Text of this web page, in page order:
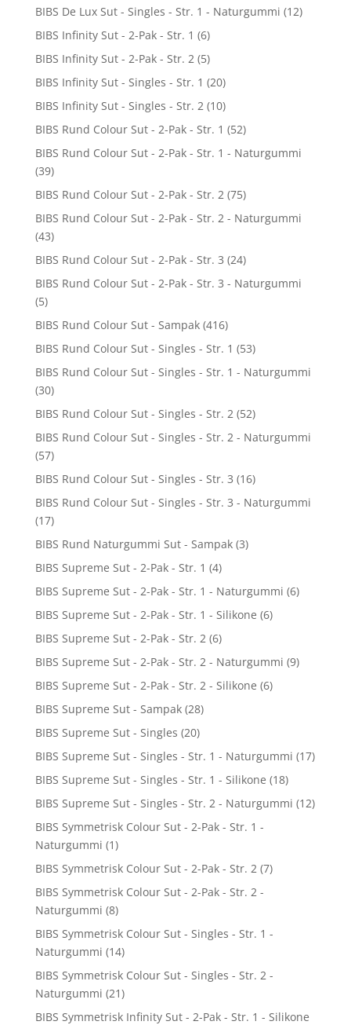
BIBS De Lux Sut - Singles - Str. 1 - Naturgummi (12)
BIBS Infinity Sut - 2-Pak - Str. 1 (6)
BIBS Infinity Sut - 2-Pak - Str. 2 (5)
BIBS Infinity Sut - Singles - Str. 1 (20)
BIBS Infinity Sut - Singles - Str. 2 (10)
BIBS Rund Colour Sut - 2-Pak - Str. 1 (52)
BIBS Rund Colour Sut - 2-Pak - Str. 1 - Naturgummi
(39)
BIBS Rund Colour Sut - 2-Pak - Str. 2 (75)
BIBS Rund Colour Sut - 2-Pak - Str. 2 - Naturgummi
(43)
BIBS Rund Colour Sut - 2-Pak - Str. 3 (24)
BIBS Rund Colour Sut - 2-Pak - Str. 3 - Naturgummi
(5)
BIBS Rund Colour Sut - Sampak (416)
BIBS Rund Colour Sut - Singles - Str. 1 (53)
BIBS Rund Colour Sut - Singles - Str. 1 - Naturgummi
(30)
BIBS Rund Colour Sut - Singles - Str. 2 (52)
BIBS Rund Colour Sut - Singles - Str. 2 - Naturgummi
(57)
BIBS Rund Colour Sut - Singles - Str. 3 (16)
BIBS Rund Colour Sut - Singles - Str. 3 - Naturgummi
(17)
BIBS Rund Naturgummi Sut - Sampak (3)
BIBS Supreme Sut - 2-Pak - Str. 1 (4)
BIBS Supreme Sut - 2-Pak - Str. 1 - Naturgummi (6)
BIBS Supreme Sut - 2-Pak - Str. 1 - Silikone (6)
BIBS Supreme Sut - 2-Pak - Str. 2 (6)
BIBS Supreme Sut - 2-Pak - Str. 2 - Naturgummi (9)
BIBS Supreme Sut - 2-Pak - Str. 2 - Silikone (6)
BIBS Supreme Sut - Sampak (28)
BIBS Supreme Sut - Singles (20)
BIBS Supreme Sut - Singles - Str. 1 - Naturgummi (17)
BIBS Supreme Sut - Singles - Str. 1 - Silikone (18)
BIBS Supreme Sut - Singles - Str. 2 - Naturgummi (12)
BIBS Symmetrisk Colour Sut - 2-Pak - Str. 1 -
Naturgummi (1)
BIBS Symmetrisk Colour Sut - 2-Pak - Str. 2 (7)
BIBS Symmetrisk Colour Sut - 2-Pak - Str. 2 -
Naturgummi (8)
BIBS Symmetrisk Colour Sut - Singles - Str. 1 -
Naturgummi (14)
BIBS Symmetrisk Colour Sut - Singles - Str. 2 -
Naturgummi (21)
BIBS Symmetrisk Infinity Sut - 2-Pak - Str. 1 - Silikone